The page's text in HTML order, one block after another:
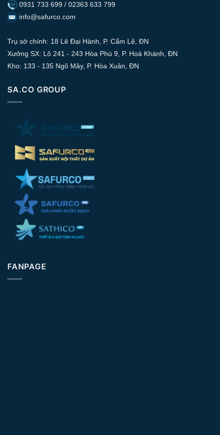
0931 733 699 / 02363 633 799
info@safurco.com
Trụ sở chính: 18 Lê Đại Hành, P. Cẩm Lệ, ĐN
Xưởng SX: Lô 241 - 243 Hòa Phú 9, P. Hoà Khánh, ĐN
Kho: 133 - 135 Ngô Mây, P. Hòa Xuân, ĐN
SA.CO GROUP
FANPAGE